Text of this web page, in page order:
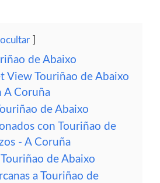
ocultar
de Abaixo
View Touriñao de Abaixo
A Coruña
de Abaixo
con Touriñao de
- A Coruña
de Abaixo
a Touriñao de